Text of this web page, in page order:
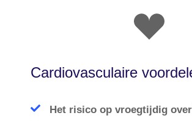
Cardiovasculaire
Het risico op vroegtijdig